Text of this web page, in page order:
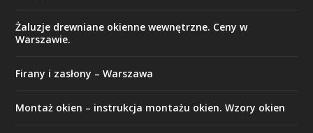
Żaluzje drewniane okienne wewnętrzne. Ceny w
Warszawie.
Firany i zasłony – Warszawa
Montaż okien – instrukcja montażu okien. Wzory okien